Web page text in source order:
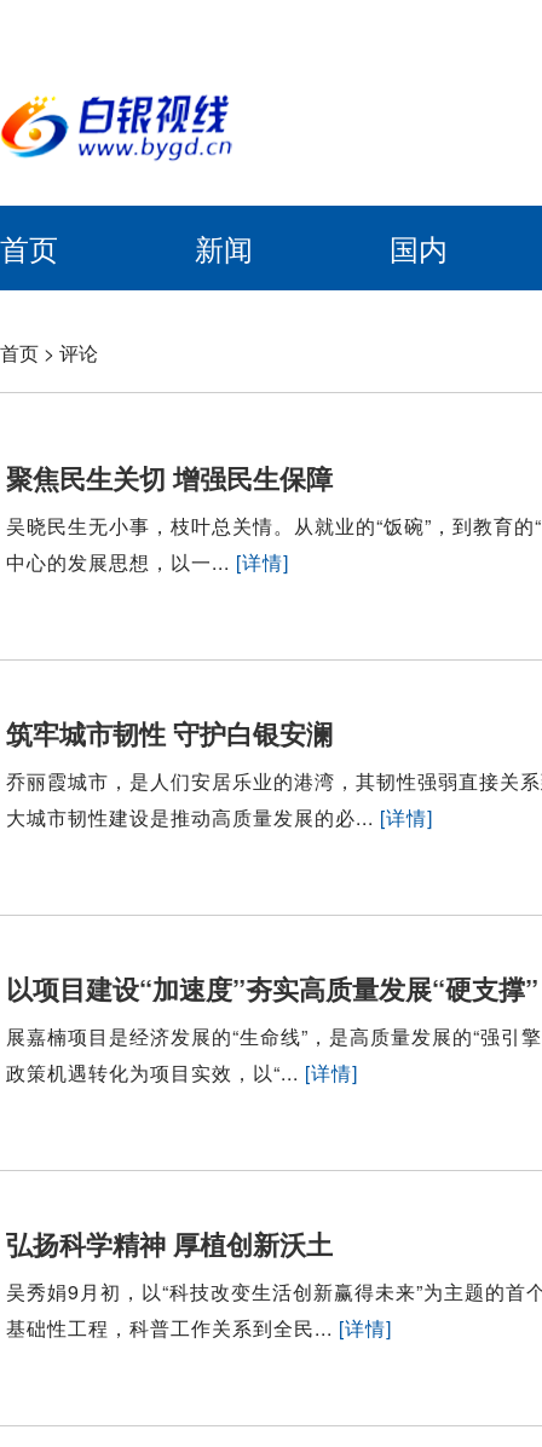
首页 新闻 国内
首页 > 评论
聚焦民生关切 增强民生保障
吴晓民生无小事，枝叶总关情。从就业的“饭碗”，到教育
中心的发展思想，以一... [详情]
筑牢城市韧性 守护白银安澜
乔丽霞城市，是人们安居乐业的港湾，其韧性强弱直接关
大城市韧性建设是推动高质量发展的必... [详情]
以项目建设“加速度”夯实高质量发展“硬支撑”
展嘉楠项目是经济发展的“生命线”，是高质量发展的“强
政策机遇转化为项目实效，以“... [详情]
弘扬科学精神 厚植创新沃土
吴秀娟9月初，以“科技改变生活创新赢得未来”为主题的
基础性工程，科普工作关系到全民... [详情]